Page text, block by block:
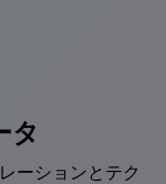
タ
ーションとテク